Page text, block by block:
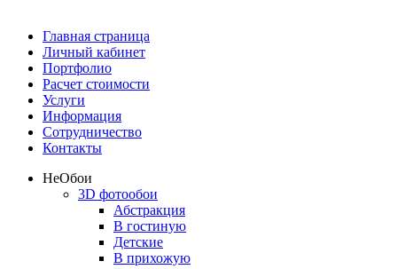
Главная страница
Личный кабинет
Портфолио
Расчет стоимости
Услуги
Информация
Сотрудничество
Контакты
НеОбои
3D фотообои
Абстракция
В гостиную
Детские
В прихожую